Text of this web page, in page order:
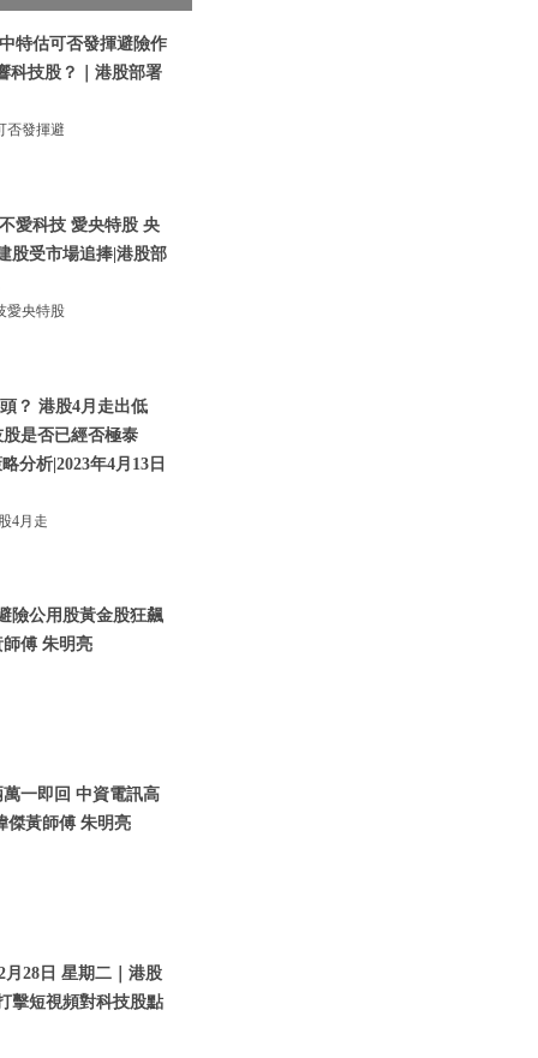
特估可否發揮避險作
科技股？｜港股部署
否發揮避
愛科技 愛央特股 央
股受市場追捧|港股部
愛央特股
？ 港股4月走出低
是否已經否極泰
分析|2023年4月13日
4月走
險公用股黃金股狂飆
傅 朱明亮
萬一即回 中資電訊高
傑黃師傅 朱明亮
月28日 星期二｜港股
擊短視頻對科技股點